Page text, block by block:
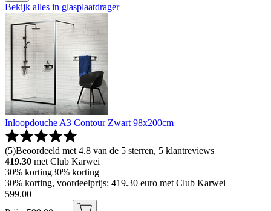
Bekijk alles in glasplaatdrager
Inloopdouche A3 Contour Zwart 98x200cm
(5)Beoordeeld met 4.8 van de 5 sterren, 5 klantreviews
419.30 met Club Karwei
30% korting30% korting
30% korting, voordeelprijs: 419.30 euro met Club Karwei
599.00